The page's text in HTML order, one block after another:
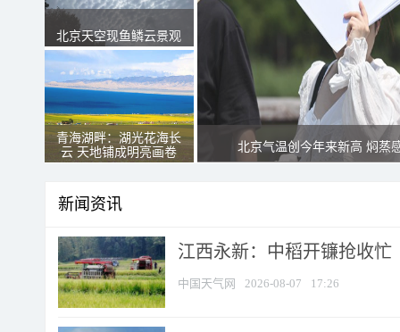
北京天空现鱼鳞云景观
青海湖畔：湖光花海长
云 天地铺成明亮画卷
北京气温创今年来新高 焖蒸
新闻资讯
江西永新：中稻开镰抢收忙
中国天气网 2026-08-07 17:26